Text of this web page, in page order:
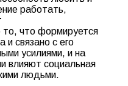
работать,
что формируется
и связано с его
усилиями, и на
влияют социальная
людьми.